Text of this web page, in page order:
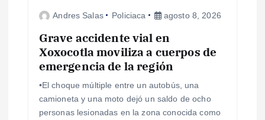
Andres Salas Policiaca agosto 8, 2026
Grave accidente vial en
Xoxocotla moviliza a cuerpos de
emergencia de la región
•El choque múltiple entre un autobús, una
camioneta y una moto dejó un saldo de ocho
personas lesionadas en la zona conocida como